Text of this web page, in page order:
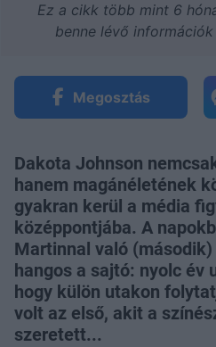
Ez a cikk több mint 6
benne lévő
Megosztás
Dakota Johnson
hanem magánéletének
gyakran kerül a média
középpontjába. A
Martinnal való
hangos a sajtó: nyolc év
hogy külön utakon
volt az első, akit a
szeretett...